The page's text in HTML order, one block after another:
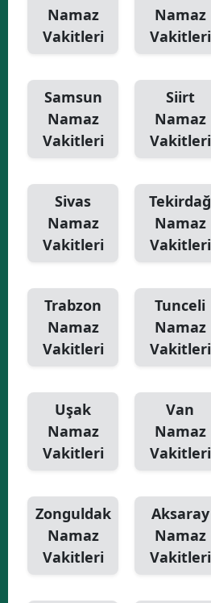
Namaz
Vakitleri
Namaz
Vakitleri
Samsun
Namaz
Vakitleri
Siirt
Namaz
Vakitleri
Sivas
Namaz
Vakitleri
Tekirdağ
Namaz
Vakitleri
Trabzon
Namaz
Vakitleri
Tunceli
Namaz
Vakitleri
Uşak
Namaz
Vakitleri
Van
Namaz
Vakitleri
Zonguldak
Namaz
Vakitleri
Aksaray
Namaz
Vakitleri